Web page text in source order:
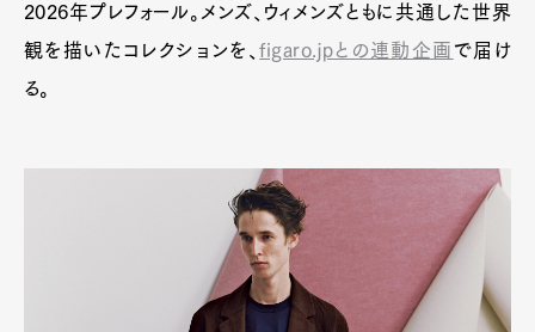
2026年プレフォール。メンズ、ウィメンズともに共通した世界
観を描いたコレクションを、figaro.jpとの連動企画 で届け
る。